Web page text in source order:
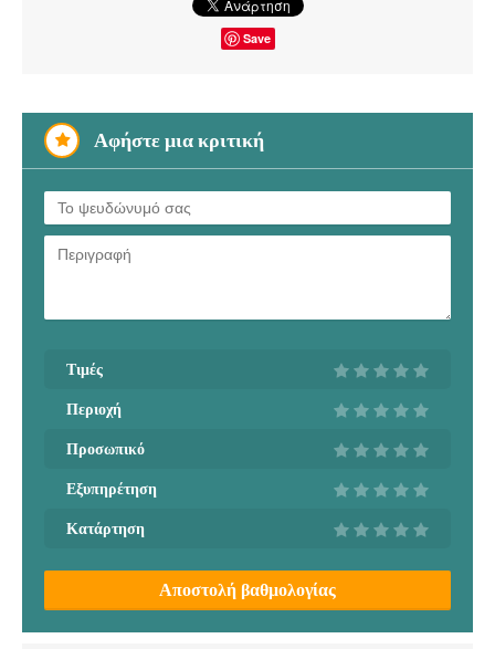
Save
Αφήστε μια κριτική
Τιμές
Περιοχή
Προσωπικό
Εξυπηρέτηση
Κατάρτηση
Αποστολή βαθμολογίας